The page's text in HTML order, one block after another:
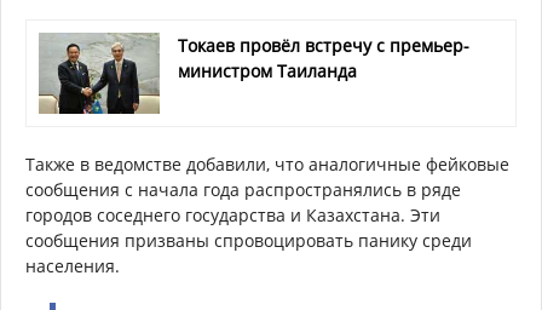
Токаев провёл встречу с премьер-
министром Таиланда
Также в ведомстве добавили, что аналогичные фейковые
сообщения с начала года распространялись в ряде
городов соседнего государства и Казахстана. Эти
сообщения призваны спровоцировать панику среди
населения.